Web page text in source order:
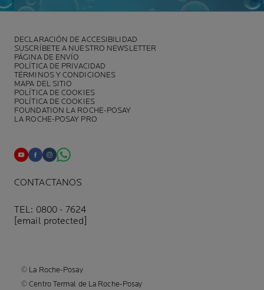
DECLARACIÓN DE ACCESIBILIDAD
SUSCRÍBETE A NUESTRO NEWSLETTER
PÁGINA DE ENVÍO
POLÍTICA DE PRIVACIDAD
TÉRMINOS Y CONDICIONES
MAPA DEL SITIO
POLÍTICA DE COOKIES
POLÍTICA DE COOKIES
FOUNDATION LA ROCHE-POSAY
LA ROCHE-POSAY PRO
CONTACTANOS
TEL: 0800 - 7624
[email protected]
© La Roche-Posay
© Centro Termal de La Roche-Posay